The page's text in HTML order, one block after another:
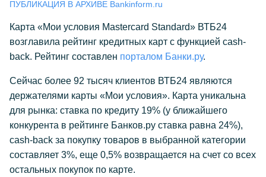
ПУБЛИКАЦИЯ В АРХИВЕ Bankinform.ru
Карта «Мои условия Mastercard Standard» ВТБ24
возглавила рейтинг кредитных карт с функцией cash-
back. Рейтинг составлен порталом Банки.ру.
Сейчас более 92 тысяч клиентов ВТБ24 являются
держателями карты «Мои условия». Карта уникальна
для рынка: ставка по кредиту 19% (у ближайшего
конкурента в рейтинге Банков.ру ставка равна 24%),
cash-back за покупку товаров в выбранной категории
составляет 3%, еще 0,5% возвращается на счет со всех
остальных покупок по карте.